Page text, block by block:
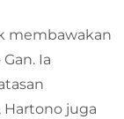
membawakan
Ia
Hartono juga